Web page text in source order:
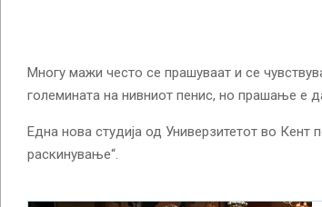
Многу мажи често се прашуваат и се
големината на нивниот пенис, но прашање е
Една нова студија од Универзитетот во Кент
раскинување“.